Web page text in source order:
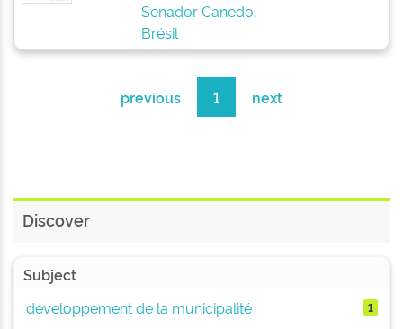
Senador Canedo,
Brésil
previous 1 next
Discover
Subject
développement de la municipalité
1